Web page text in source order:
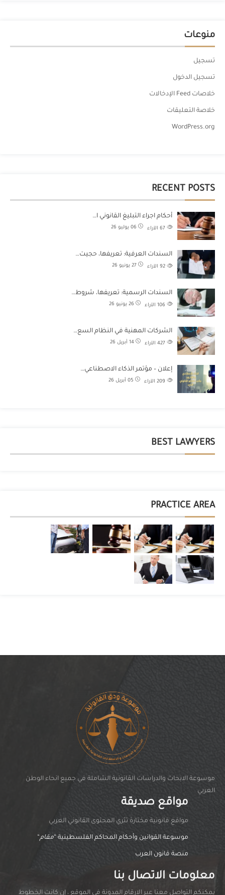
منوعات
تسجيل
تسجيل الدخول
خلاصات Feed الإدخالات
خلاصة التعليقات
WordPress.org
RECENT POSTS
أحكام اجراء التبليغ القانوني ا…
06 يوليو 26 الآراء
السندات العرفية: تعريفها، حجيت…
27 يونيو 26 الآراء
السندات الرسمية: تعريفها، شروط…
26 يونيو 26 الآراء
الشركات المهنية في النظام السع…
14 أبريل 26 الآراء
إعلان – مؤتمر الذكاء الاصطناعي…
05 أبريل 26 الآراء
BEST LAWYERS
PRACTICE AREA
موسوعة الابحاث والدراسات القانونية الشاملة في جميع انحاء الوطن
العربي
مواقع صديقة
مواقغ قانونية مختارة تثري المحتوى القانوني العربي
موسوعة القوانين وأحكام المحاكم الفلسطينية “مقام“
منصة قانون العرب
معلومات الاتصال بنا
يمكنكم التواصل معنا عبر الارقام المدونة في الموقع ، إن كانت الخطوط